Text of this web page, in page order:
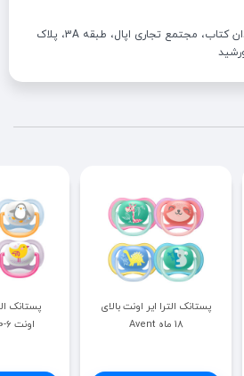
سعادت آباد، میدان کتاب، مجتمع تجاری اپال، طبقه 3A، پلاک
پستانک الترا ایر اونت بالای
18 ماه Avent
پستانک
اونت 6-0 ماه Avent